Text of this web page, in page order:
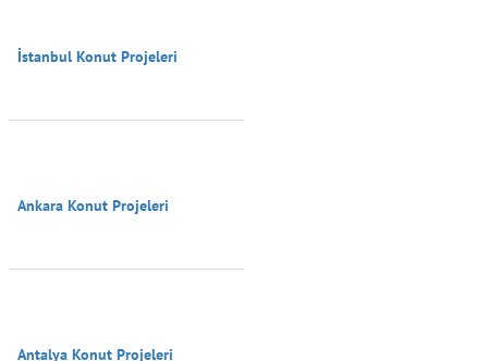
İstanbul Konut Projeleri
Ankara Konut Projeleri
Antalya Konut Projeleri